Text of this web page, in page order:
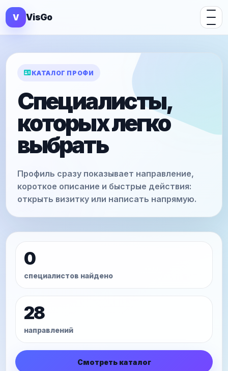
V VisGo
КАТАЛОГ ПРОФИ
Специалисты,
которых легко
выбрать
Профиль сразу показывает направление,
короткое описание и быстрые действия:
открыть визитку или написать напрямую.
0
специалистов найдено
28
направлений
Смотреть каталог